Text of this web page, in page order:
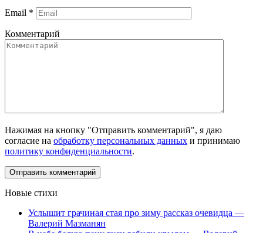
Email *
Комментарий
Нажимая на кнопку "Отправить комментарий", я даю
согласие на обработку персональных данных и принимаю
политику конфиденциальности.
Новые стихи
Услышит грачиная стая про зиму рассказ очевидца —
Валерий Мазманян